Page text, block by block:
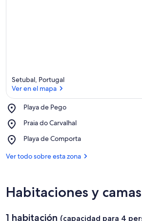
Setubal, Portugal
Ver en el mapa
Playa de Pego
Place,
de
Praia do Carvalhal
Place,
do
Playa de Comporta
Place,
de
Ver todo sobre esta zona
Habitaciones y camas
1 habitación (capacidad para 4